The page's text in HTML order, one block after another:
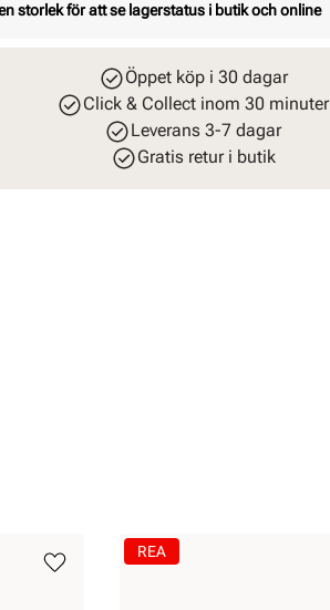
storlek för att se lagerstatus i butik och online
Öppet köp i 30 dagar
Click & Collect inom 30 minuter
Leverans 3-7 dagar
Gratis retur i butik
REA